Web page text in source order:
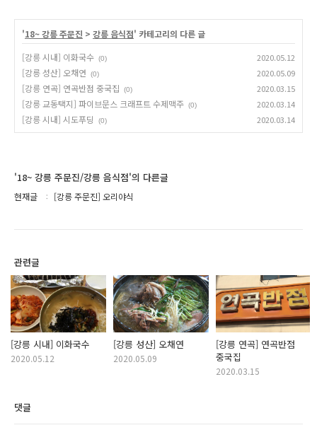
'18~ 강릉 주문진 > 강릉 음식점' 카테고리의 다른 글
[강릉 시내] 이화국수 (0) 2020.05.12
[강릉 성산] 오채연 (0) 2020.05.09
[강릉 연곡] 연곡반점 중국집 (0) 2020.03.15
[강릉 교동택지] 파이브문스 크래프트 수제맥주 (0) 2020.03.14
[강릉 시내] 시도푸딩 (0) 2020.03.14
'18~ 강릉 주문진/강릉 음식점'의 다른글
현재글 [강릉 주문진] 오리야식
관련글
[강릉 시내] 이화국수
2020.05.12
[강릉 성산] 오채연
2020.05.09
[강릉 연곡] 연곡반점
중국집
2020.03.15
댓글